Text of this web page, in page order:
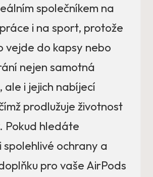
společníkem na
i na sport, protože
vejde do kapsy nebo
nejen samotná
ale i jejich nabíjecí
prodlužuje životnost
Pokud hledáte
spolehlivé ochrany a
pro vaše AirPods